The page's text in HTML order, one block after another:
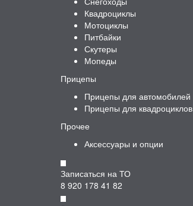
Квадроциклы
Мотоциклы
Питбайки
Скутеры
Мопеды
Прицепы
Прицепы для автомобилей
Прицепы для квадроциклов
Прочее
Аксессуары и опции
Записаться на ТО
8 920 178 41 82